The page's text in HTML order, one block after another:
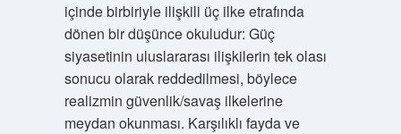
içinde birbiriyle ilişkili üç ilke etrafında
dönen bir düşünce okuludur: Güç
siyasetinin uluslararası ilişkilerin tek olası
sonucu olarak reddedilmesi, böylece
realizmin güvenlik/savaş ilkelerine
meydan okunması. Karşılıklı fayda ve